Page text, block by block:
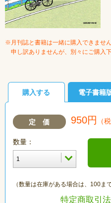
※月刊誌と書籍は一緒に購入できません
申し訳ありませんが、別々にご購入下
購入する 電子書籍
定 価 950円 （
数量：
（数量は在庫がある場合は、100ま
特定商取引